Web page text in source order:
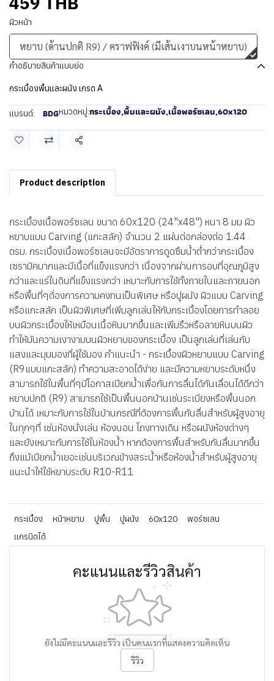
ผิวหน้า
หยาบ (ด้านปกติ R9) / คราฟฟิงค์ (มีเส้นเงาบนหน้าหยาบ)
คำอธิบายสินค้าแบบย่อ
กระเบื้องพื้นและผนัง เกรด A
แบรนด์: BDGหมวดหมู่:กระเบื้อง,พื้นและผนัง,เนื้อพอร์ซเลน,60x120
แชร์
Product description
กระเบื้องเนื้อพอร์ซเลน ขนาด 60x120 (24"x48") หนา 8 มม ผิว
หยาบแบบ Carving (แกะสลัก) จำนวน 2 แผ่นต่อกล่องต่อ 1.44
ตรม. กระเบื้องเนื้อพอร์ซเลนจะมีอัตราการดูดซึมน้ำต่ำกว่ากระเบื้อง
เซรามิคมากและมีเนื้อที่แข็งแรงกว่า เนื่องจากผ่านการอบที่อุณภูมิสูง
กว่าและแร่ในดินที่แข็งแรงกว่า เหมาะกับการใช้ทั้งภายในและภายนอก
หรือพื้นที่ๆต้่องการความคงทนเป็นพิเศษ หรือปูผนัง ผิวแบบ Carving
หรือแกะสลัก เป็นผิวพิเศษที่เพิ่มลูกเล่นให้กับกระเบื้องโดยการทำลอย
บนผิวกระเบื้องให้เหมือนเนื้อหินมากขึ้นและเพิ่มริ้วหรือลายหินบนผิว
ทำให้มันความเงางามบนผิวหยาบของกระเบื้อง เป็นลูกเล่นที่เล่นกับ
แสงและมุมมองที่ผู้ใช้มอง คำแนะนำ - กระเบื้องผิวหยาบแบบ Carving
(R9แบบแกะสลัก) ทำความสะอาดได้ง่าย และมีความหยาบระดับหนึ่ง
สามารถใช้ในพื้นที่ๆมีโอกาสเปียกน้ำเพื่อกันการลื่นได้กันเลื่อนได้ดีกว่า
หยาบปกติ (R9) สามารถใช้เป็นพื้นนอกบ้านเช่นระเบียงหรือพื้นนอก
บ้านได้ เหมาะกับการใช้ในบ้านกรณีที่ต้องการพื้นกันลื่นสำหรับผู้สูงอายุ
ในทุกๆที่ เช่นห้องนั่งเล่น ห้องนอน โถงทางเดิน หรือผนังห้องต่างๆ
และยังเหมาะกับการใช้ในห้องน้ำ หากต้องการพื้นสำหรับกันลื่นมากขึ้น
ถึงแม้เปียกน้ำเยอะเช่นบริเวณข้างสระน้ำหรือห้องน้ำสำหรับผู้สูงอายุ
แนะนำให้ใช้หยาบระดับ R10-R11
กระเบื้อง หน้าหยาบ ปูพื้น ปูผนัง 60x120
พอร์ซเลน
แกรนิตโต้
คะแนนและรีวิวสินค้า
ยังไม่มีคะแนนและรีวิว เป็นคนแรกที่แสดงความคิดเห็น
รีวิว